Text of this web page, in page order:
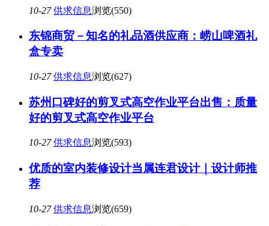
10-27 供求信息浏览(550)
东锦商贸－知名的礼品酒供应商：崂山啤酒礼
盒专卖
10-27 供求信息浏览(627)
苏州口碑好的剪叉式高空作业平台出售：质量
好的剪叉式高空作业平台
10-27 供求信息浏览(593)
优质的室内装修设计当属连君设计｜设计师推
荐
10-27 供求信息浏览(659)